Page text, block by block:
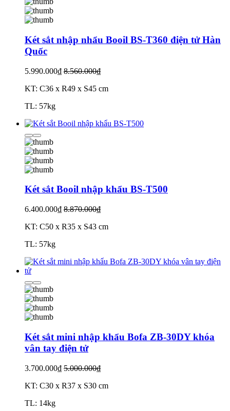
Két sắt nhập nhẩu Booil BS-T360 điện tử Hàn
Quốc
5.990.000₫ 8.560.000₫
KT: C36 x R49 x S45 cm
TL: 57kg
Két sắt Booil nhập khẩu BS-T500
6.400.000₫ 8.870.000₫
KT: C50 x R35 x S43 cm
TL: 57kg
Két sắt mini nhập khẩu Bofa ZB-30DY khóa
vân tay điện tử
3.700.000₫ 5.000.000₫
KT: C30 x R37 x S30 cm
TL: 14kg